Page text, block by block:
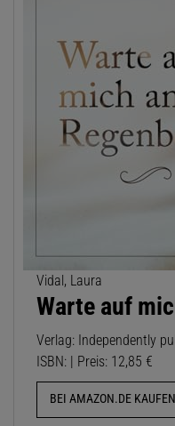
Vidal, Laura
Warte auf
Verlag: Independently
ISBN: | Preis: 12,85 €
BEI AMAZON.DE KAUFEN